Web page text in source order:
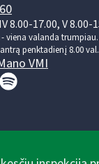
8.00-17.00, V 8.00-
viena valanda trumpiau.
penktadienį 8.00
VMI